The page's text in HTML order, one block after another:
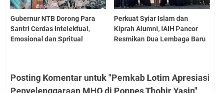
Gubernur NTB Dorong Para
Santri Cerdas Intelektual,
Emosional dan Spritual
Perkuat Syiar Islam dan
Kiprah Alumni, IAIH Pancor
Resmikan Dua Lembaga Baru
Posting Komentar untuk "Pemkab Lotim Apresiasi
Penyelenggaraan MHQ di Ponpes Thohir Yasin"